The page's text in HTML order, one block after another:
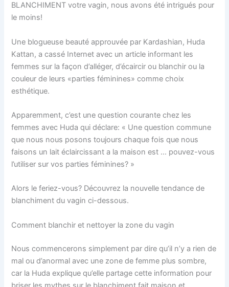
BLANCHIMENT votre vagin, nous avons été intrigués pour
le moins!
Une blogueuse beauté approuvée par Kardashian, Huda
Kattan, a cassé Internet avec un article informant les
femmes sur la façon d’alléger, d’écaircir ou blanchir ou la
couleur de leurs «parties féminines» comme choix
esthétique.
Apparemment, c’est une question courante chez les
femmes avec Huda qui déclare: « Une question commune
que nous nous posons toujours chaque fois que nous
faisons un lait éclaircissant a la maison est … pouvez-vous
l’utiliser sur vos parties féminines? »
Alors le feriez-vous? Découvrez la nouvelle tendance de
blanchiment du vagin ci-dessous.
Comment blanchir et nettoyer la zone du vagin
Nous commencerons simplement par dire qu’il n’y a rien de
mal ou d’anormal avec une zone de femme plus sombre,
car la Huda explique qu’elle partage cette information pour